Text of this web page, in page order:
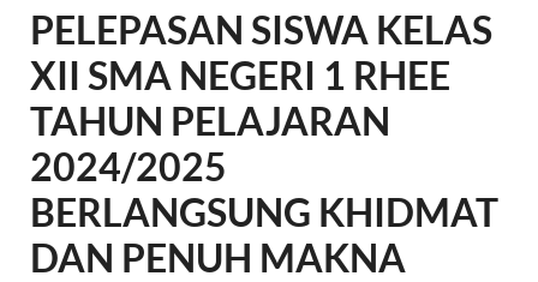
PELEPASAN SISWA KELAS
XII SMA NEGERI 1 RHEE
TAHUN PELAJARAN
2024/2025
BERLANGSUNG KHIDMAT
DAN PENUH MAKNA